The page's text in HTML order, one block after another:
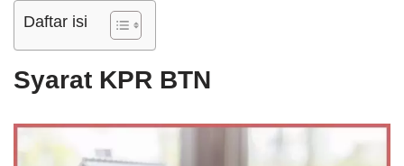
Daftar isi
Syarat KPR BTN